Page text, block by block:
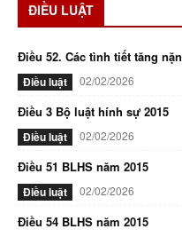
ĐIỀU LUẬT
Điều 52. Các tình tiết tăng
Điều luật 02/02/2026
Điều 3 Bộ luật hính sự 2015
Điều luật 02/02/2026
Điều 51 BLHS năm 2015
Điều luật 02/02/2026
Điều 54 BLHS năm 2015